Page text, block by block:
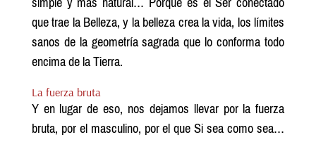
que trae la Belleza, y la belleza crea la vida, los límites
sanos de la geometría sagrada que lo conforma todo
encima de la Tierra.
La fuerza bruta
Y en lugar de eso, nos dejamos llevar por la fuerza
bruta, por el masculino, por el que Si sea como sea…